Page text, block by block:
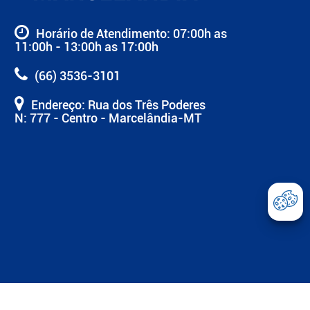
Horário de Atendimento: 07:00h as
11:00h - 13:00h as 17:00h
(66) 3536-3101
Endereço: Rua dos Três Poderes
N: 777 - Centro - Marcelândia-MT
Abrir